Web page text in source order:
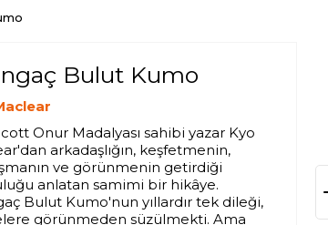
Bulut Kumo
Onur Madalyası sahibi yazar Kyo
arkadaşlığın, keşfetmenin,
ve görünmenin getirdiği
anlatan samimi bir hikâye.
Bulut Kumo'nun yıllardır tek dileği,
görünmeden süzülmekti. Ama